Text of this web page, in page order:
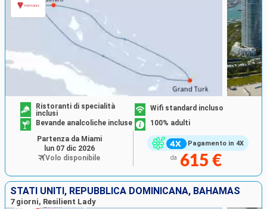
Pagamento in 4X
Ristoranti di specialità
inclusi
Wifi standard incluso
Bevande analcoliche incluse
100% adulti
da 615 €
Partenza da Miami
lun 07 dic 2026
Volo disponibile
STATI UNITI, REPUBBLICA DOMINICANA, BAHAMAS
7 giorni, Resilient Lady